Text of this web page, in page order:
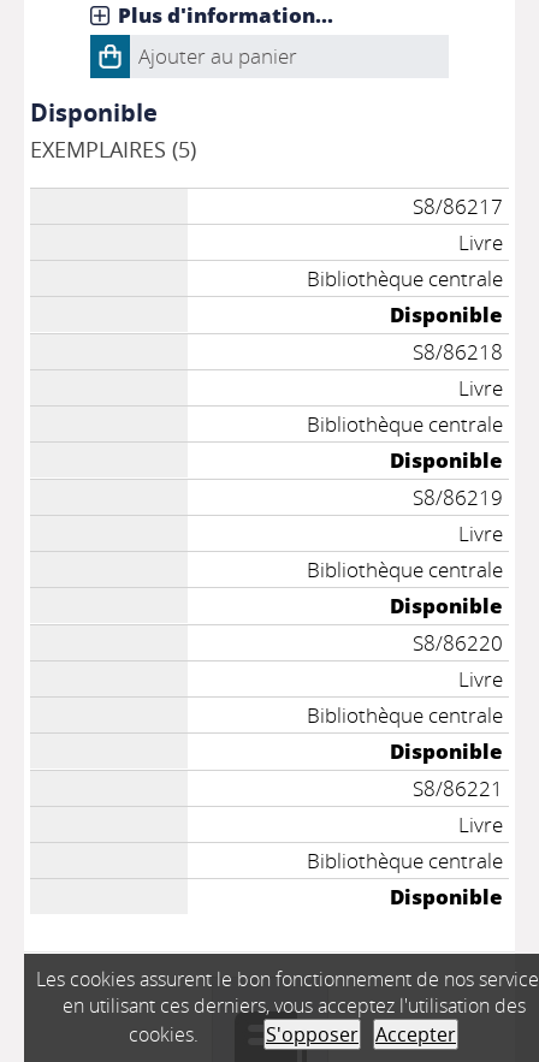
Plus d'information...
Ajouter au panier
Disponible
EXEMPLAIRES (5)
S8/86217
Livre
Bibliothèque centrale
Disponible
S8/86218
Livre
Bibliothèque centrale
Disponible
S8/86219
Livre
Bibliothèque centrale
Disponible
S8/86220
Livre
Bibliothèque centrale
Disponible
S8/86221
Livre
Bibliothèque centrale
Disponible
Les cookies assurent le bon fonctionnement de nos
en utilisant ces derniers, vous acceptez l'utilisation des
cookies.
S'opposer Accepter